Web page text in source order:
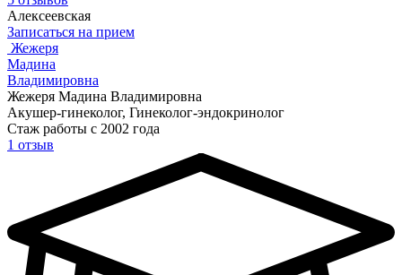
Алексеевская
Записаться на прием
Жежеря
Мадина
Владимировна
Жежеря Мадина Владимировна
Акушер-гинеколог, Гинеколог-эндокринолог
Стаж работы с 2002 года
1 отзыв